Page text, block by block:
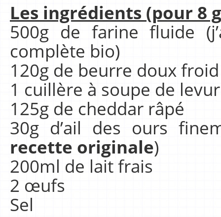
Les ingrédients (pour 8
500g de farine fluide
complète bio)
120g de beurre doux froid
1 cuillère à soupe de
125g de cheddar râpé
30g d’ail des ours
recette originale)
200ml de lait frais
2 œufs
Sel